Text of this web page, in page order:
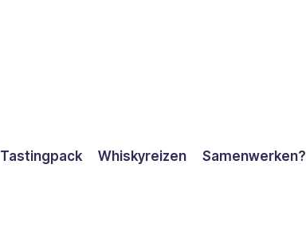
Tastingpack Whiskyreizen Samenwerken?